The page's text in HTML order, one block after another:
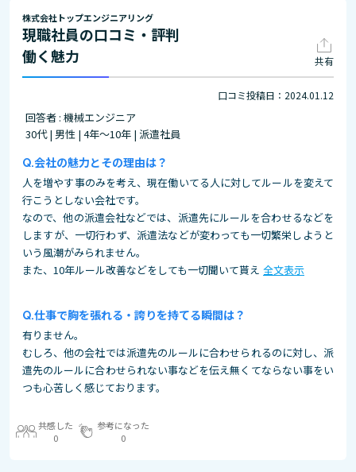
株式会社トップエンジニアリング
現職社員の口コミ・評判
働く魅力
共有
口コミ投稿日：2024.01.12
回答者 : 機械エンジニア
30代 | 男性 | 4年～10年 | 派遣社員
会社の魅力とその理由は？
人を増やす事のみを考え、現在働いてる人に対してルールを変えて
行こうとしない会社です。
なので、他の派遣会社などでは、派遣先にルールを合わせるなどを
しますが、一切行わず、派遣法などが変わっても一切繁栄しようと
いう風潮がみられません。
また、10年ルール改善などをしても一切聞いて貰え 全文表示
仕事で胸を張れる・誇りを持てる瞬間は？
有りません。
むしろ、他の会社では派遣先のルールに合わせられるのに対し、派
遣先のルールに合わせられない事などを伝え無くてならない事をい
つも心苦しく感じております。
共感した
0
参考になった
0